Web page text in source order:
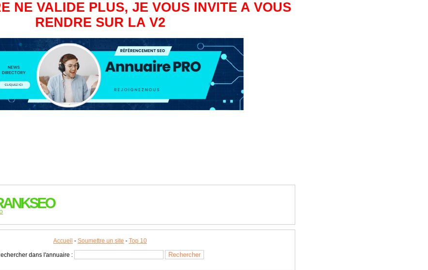
NE VALIDE PLUS, JE VOUS INVITE A VOUS
RENDRE SUR LA V2
Accueil - Soumettre un site - Top 10
dans l'annuaire :